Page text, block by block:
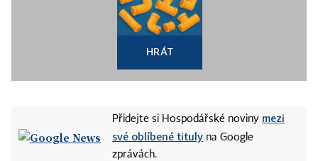
HRÁT
Přidejte si Hospodářské noviny mezi
své oblíbené tituly na Google
zprávách.